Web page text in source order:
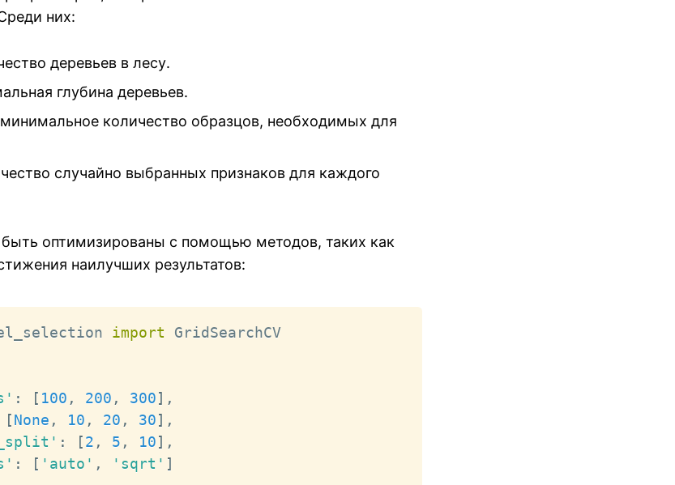
них:
деревьев в лесу.
глубина деревьев.
количество образцов, необходимых для
случайно выбранных признаков для каждого
оптимизированы с помощью методов, таких как
наилучших результатов:
import GridSearchCV
: [ 100 , 200 , 300] ,
[None , 10 , 20 , 30] ,
: [2 , 5 , 10] ,
: [ 'auto' , 'sqrt' ]